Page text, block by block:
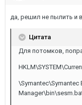
да, решил не пылить и
Цитата
Для потомков,
\Symantec\Symantec